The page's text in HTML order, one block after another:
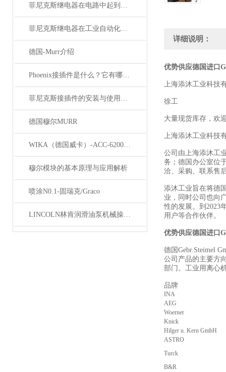
菲尼克斯继电器在电路中起到什么作用？
菲尼克斯继电器在工业自动化中的作用
德国-Murr介绍
Phoenix接插件是什么？它有哪些应用？
菲尼克斯接插件的安装与使用技巧
德国穆尔MURR
WIKA（德国威卡）-ACC-6200系列压力变送器简介
穆尔模块的基本原理与应用解析
喷涂N0.1-固瑞克/Graco
LINCOLN林肯润滑油泵机械操作原理
详细说明：
优势供应德国进口
上海添沐工业科技
徐工
大量现货库存，欢
上海添沐工业科技
公司由上海添沐工
务；德国办公室位
洽、采购、联系售
添沐工业旨在将德
业，同时公司也向
性的发展。到2023
用户等合作伙伴。
优势供应德国进口
德国Gebr.Steimel
公司产品的主要方
部门。工业用离心
品牌
INA
AEG
Woerner
Knick
Hilger u. Kern GmbH
ASTRO
Turck
B&R